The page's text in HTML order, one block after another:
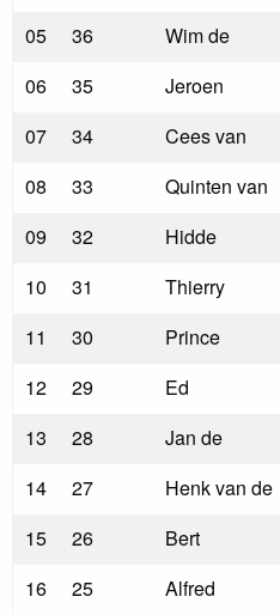
05
36 Wim de
06
35 Jeroen
07
34 Cees van
08
33 Quinten van
09
32 Hidde
10
31 Thierry
11
30 Prince
12
29 Ed
13
28 Jan de
14
27 Henk van de
15
26 Bert
16
25 Alfred